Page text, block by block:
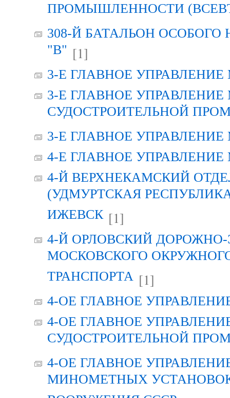
ПРОМЫШЛЕННОСТИ
308-Й БАТАЛЬОН
"В" [1]
3-Е ГЛАВНОЕ
3-Е ГЛАВНОЕ
СУДОСТРОИТЕЛЬНОЙ
3-Е ГЛАВНОЕ
4-Е ГЛАВНОЕ
4-Й ВЕРХНЕКАМСКИЙ
(УДМУРТСКАЯ
ИЖЕВСК [1]
4-Й ОРЛОВСКИЙ
МОСКОВСКОГО
ТРАНСПОРТА [1]
4-ОЕ ГЛАВНОЕ
4-ОЕ ГЛАВНОЕ
СУДОСТРОИТЕЛЬНОЙ
4-ОЕ ГЛАВНОЕ
МИНОМЕТНЫХ